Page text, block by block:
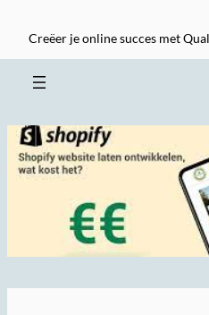
Creëer je online succes met